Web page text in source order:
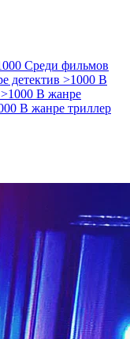
Среди фильмов
детектив >1000 В
>1000 В жанре
В жанре триллер